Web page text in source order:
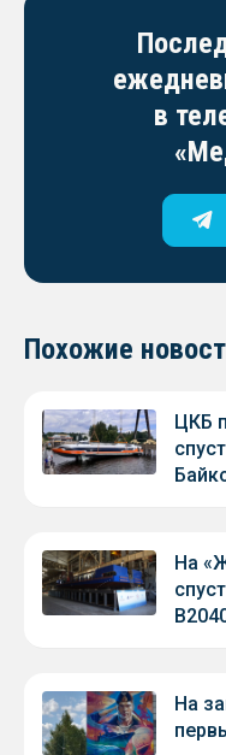
в
Похожие
ЦКБ
На
На